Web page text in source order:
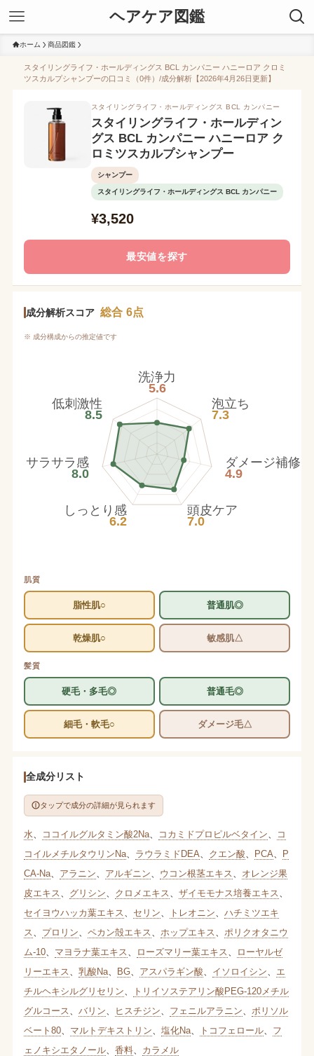
ヘアケア図鑑
ホーム 商品図鑑
スタイリングライフ・ホールディングス BCL カンパニー ハニーロア クロミ
ツスカルプシャンプーの口コミ（0件）/成分解析【2026年4月26日更新】
スタイリングライフ・ホールディングス BCL カンパニー
スタイリングライフ・ホールディン
グス BCL カンパニー ハニーロア ク
ロミツスカルプシャンプー
シャンプー
スタイリングライフ・ホールディングス BCL カンパニー
¥3,520
最安値を探す
成分解析スコア 総合 6点
※ 成分構成からの推定値です
洗浄力
5.6
泡立ち
7.3
ダメージ補修
4.9
頭皮ケア
7.0
しっとり感
6.2
サラサラ感
8.0
低刺激性
8.5
肌質
脂性肌○ 普通肌◎
乾燥肌○ 敏感肌△
髪質
硬毛・多毛◎ 普通毛◎
細毛・軟毛○ ダメージ毛△
全成分リスト
タップで成分の詳細が見られます
水 ココイルグルタミン酸2Na、 コカミドプロピルベタイン
コ
コイルメチルタウリンNa、 ラウラミドDEA クエン酸 PCA
P
CA-Na、 アラニン アルギニン ウコン根茎エキス
オレンジ果
皮エキス
グリシン クロメエキス ザイモモナス培養エキス
セイヨウハッカ葉エキス
セリン トレオニン
ハチミツエキ
ス
プロリン ペカン殻エキス ホップエキス
ポリクオタニウ
ム-10、 マヨラナ葉エキス ローズマリー葉エキス
ローヤルゼ
リーエキス
乳酸Na、 BG、 アスパラギン酸 イソロイシン
エ
チルヘキシルグリセリン
トリイソステアリン酸PEG-120メチル
グルコース
バリン ヒスチジン フェニルアラニン
ポリソル
ベート80、 マルトデキストリン 塩化Na、 トコフェロール、 フ
ェノキシエタノール、 香料、 カラメル